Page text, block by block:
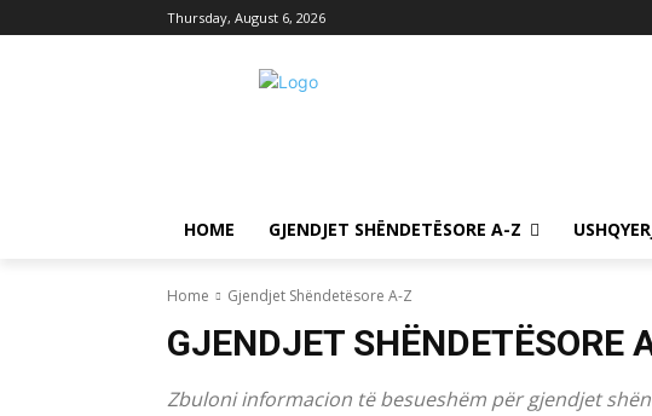
Thursday, August 6, 2026
HOME GJENDJET SHËNDETËSORE A-Z
Home Gjendjet Shëndetësore A-Z
GJENDJET SHËNDETËSORE
Zbuloni informacion të besueshëm për gjendjet